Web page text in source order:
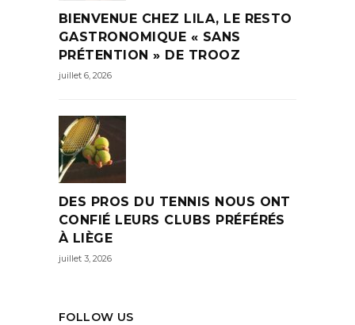
BIENVENUE CHEZ LILA, LE RESTO
GASTRONOMIQUE « SANS
PRÉTENTION » DE TROOZ
juillet 6, 2026
DES PROS DU TENNIS NOUS ONT
CONFIÉ LEURS CLUBS PRÉFÉRÉS
À LIÈGE
juillet 3, 2026
FOLLOW US